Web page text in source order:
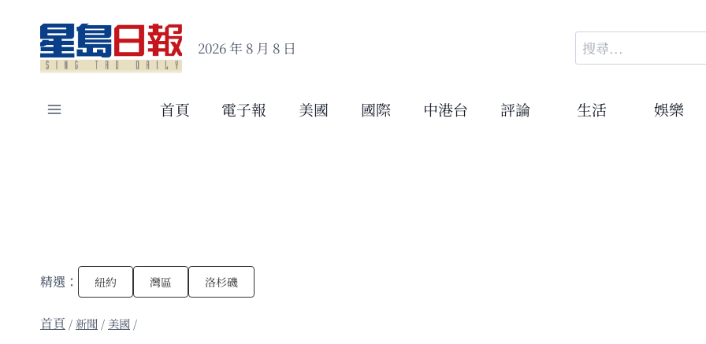
content
2026 年 8 月 8 日
搜
尋
鍵
首頁 電子報 美國 國際 中港台 評論 生活 娛樂
精選： 紐約 灣區 洛杉磯
/新聞 / 美國 /